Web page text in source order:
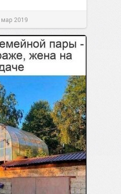
мар 2019